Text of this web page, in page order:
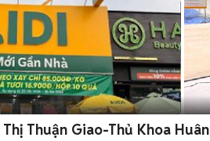
Thuận Giao-Thủ Khoa Huân